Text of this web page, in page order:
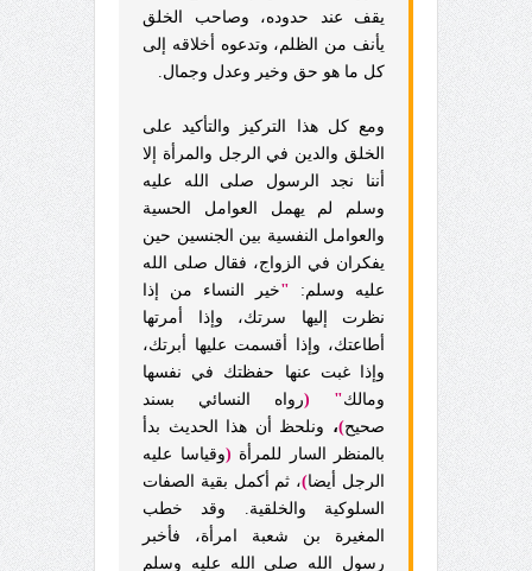
يقف عند حدوده، وصاحب الخلق
يأنف من الظلم، وتدعوه أخلاقه إلى
كل ما هو حق وخير وعدل وجمال.
ومع كل هذا التركيز والتأكيد على
الخلق والدين في الرجل والمرأة إلا
أننا نجد الرسول صلى الله عليه
وسلم لم يهمل العوامل الحسية
والعوامل النفسية بين الجنسين حين
يفكران في الزواج، فقال صلى الله
عليه وسلم:
"خير النساء من إذا
نظرت إليها سرتك، وإذا أمرتها
أطاعتك، وإذا أقسمت عليها أبرتك،
وإذا غبت عنها حفظتك في نفسها
ومالك" (رواه النسائي بسند
صحيح)، ونلحظ أن هذا الحديث بدأ
بالمنظر السار للمرأة (وقياسا عليه
الرجل أيضا)، ثم أكمل بقية الصفات
السلوكية والخلقية. وقد خطب
المغيرة بن شعبة امرأة، فأخبر
رسول الله صلى الله عليه وسلم